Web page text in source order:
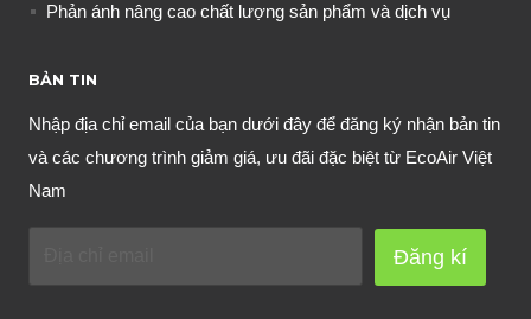
Phản ánh nâng cao chất lượng sản phẩm và dịch vụ
BẢN TIN
Nhập địa chỉ email của bạn dưới đây để đăng ký nhận bản tin
và các chương trình giảm giá, ưu đãi đặc biệt từ EcoAir Việt
Nam
Đăng kí